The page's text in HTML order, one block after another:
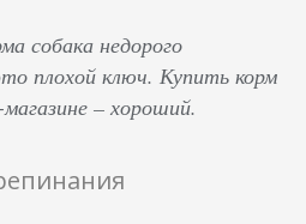
собака недорого
плохой ключ. Купить корм
– хороший.